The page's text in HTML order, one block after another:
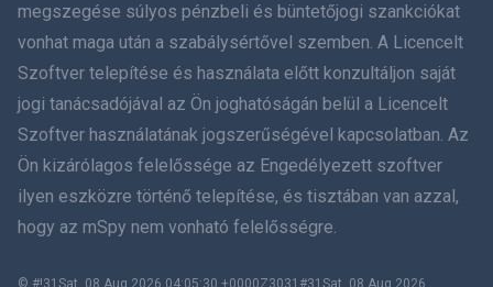
עברית
Română
Ελληνικά
megszegése súlyos pénzbeli és büntetőjogi szankciókat
vonhat maga után a szabálysértővel szemben. A Licencelt
Szoftver telepítése és használata előtt konzultáljon saját
jogi tanácsadójával az Ön joghatóságán belül a Licencelt
Szoftver használatának jogszerűségével kapcsolatban. Az
Ön kizárólagos felelőssége az Engedélyezett szoftver
ilyen eszközre történő telepítése, és tisztában van azzal,
hogy az mSpy nem vonható felelősségre.
© #!31Sat, 08 Aug 2026 04:05:30 +0000Z3031#31Sat, 08 Aug 2026